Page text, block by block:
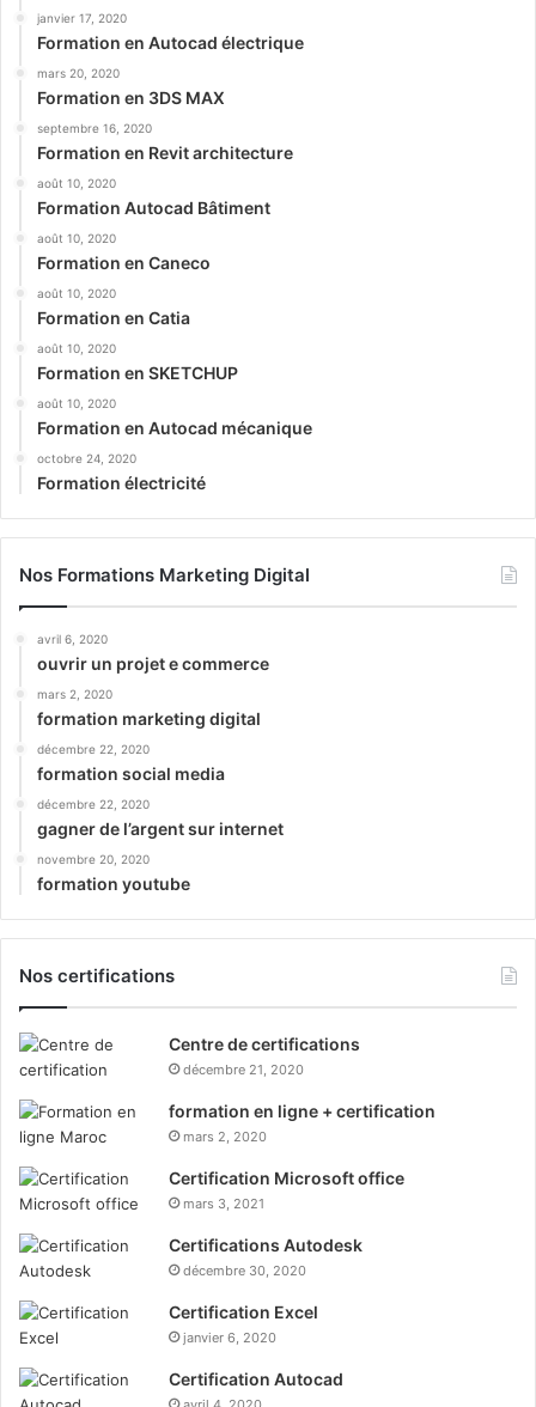
janvier 17, 2020
Formation en Autocad électrique
mars 20, 2020
Formation en 3DS MAX
septembre 16, 2020
Formation en Revit architecture
août 10, 2020
Formation Autocad Bâtiment
août 10, 2020
Formation en Caneco
août 10, 2020
Formation en Catia
août 10, 2020
Formation en SKETCHUP
août 10, 2020
Formation en Autocad mécanique
octobre 24, 2020
Formation électricité
Nos Formations Marketing Digital
avril 6, 2020
ouvrir un projet e commerce
mars 2, 2020
formation marketing digital
décembre 22, 2020
formation social media
décembre 22, 2020
gagner de l’argent sur internet
novembre 20, 2020
formation youtube
Nos certifications
Centre de certifications
décembre 21, 2020
formation en ligne + certification
mars 2, 2020
Certification Microsoft office
mars 3, 2021
Certifications Autodesk
décembre 30, 2020
Certification Excel
janvier 6, 2020
Certification Autocad